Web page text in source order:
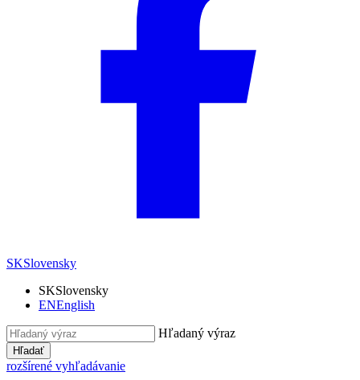
SKSlovensky
SKSlovensky
ENEnglish
Hľadaný výraz
Hľadať
rozšírené vyhľadávanie